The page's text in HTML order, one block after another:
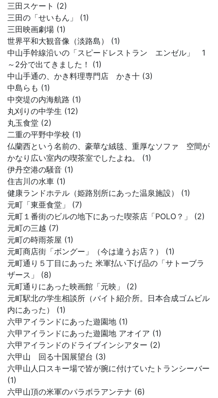
三田スケート (2)
三田の「せいもん」 (1)
三田映画劇場 (1)
世界平和大観音像（淡路島） (1)
中山手幹線沿いの「スピードレストラン エンゼル」 1
～2分で出てきました！ (1)
中山手通の、かき料理専門店 かき十 (3)
中島らも (1)
中突堤の内海航路 (1)
丸刈りの中学生 (12)
丸玉食堂 (2)
二重の平野中学校 (1)
仏蘭西という名前の、豪華な絨毯、重厚なソファ 空間が
かなり広い室内の喫茶室でしたよね。 (1)
伊丹空港の騒音 (1)
住吉川の水車 (1)
健康ランドホテル（姫路別所にあった温泉施設） (1)
元町「東亜食堂」 (7)
元町１番街のビルの地下にあった喫茶店「POLO？」 (2)
元町の三越 (7)
元町の時雨茶屋 (1)
元町商店街「ボングー」（今は違うお店？） (1)
元町通り５丁目にあった 米軍払い下げ品の「サトーブラ
ザース」 (8)
元町通りにあった映画館「元映」 (2)
元町駅北の学生相談所（バイト紹介所。日本合成ゴムビル
内にあった） (1)
六甲アイランドにあった遊園地 (1)
六甲アイランドにあった遊園地 アオイア (1)
六甲アイランドのドライブインシアター (2)
六甲山 回る十国展望台 (3)
六甲山人口スキー場で皆が腕に付けていたトランシーバー
(1)
六甲山頂の米軍のパラボラアンテナ (6)